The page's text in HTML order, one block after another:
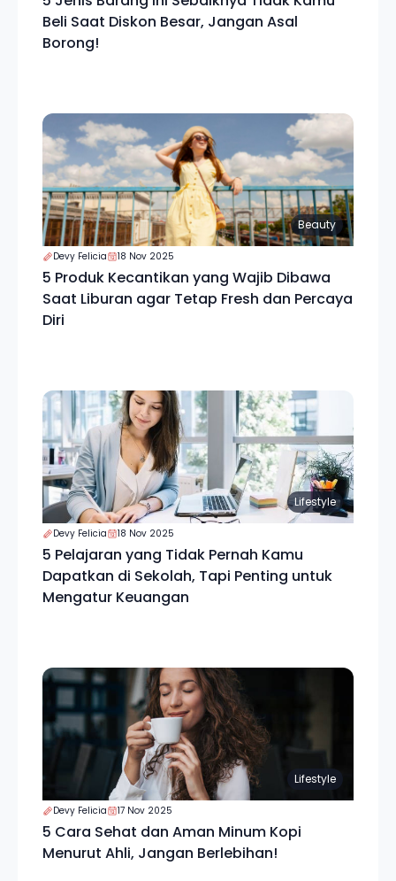
Beli Saat Diskon Besar, Jangan Asal
Borong!
Beauty
Devy Felicia 18 Nov 2025
5 Produk Kecantikan yang Wajib Dibawa
Saat Liburan agar Tetap Fresh dan Percaya
Diri
Lifestyle
Devy Felicia 18 Nov 2025
5 Pelajaran yang Tidak Pernah Kamu
Dapatkan di Sekolah, Tapi Penting untuk
Mengatur Keuangan
Lifestyle
Devy Felicia 17 Nov 2025
5 Cara Sehat dan Aman Minum Kopi
Menurut Ahli, Jangan Berlebihan!